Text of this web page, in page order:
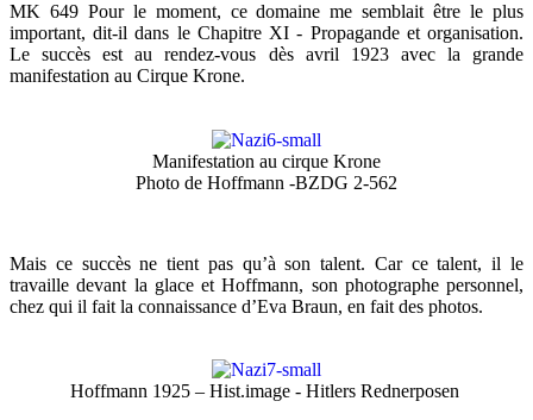
MK 649 Pour le moment, ce domaine me semblait être le plus
important, dit-il dans le Chapitre XI - Propagande et organisation.
Le succès est au rendez-vous dès avril 1923 avec la grande
manifestation au Cirque Krone.
Manifestation au cirque Krone
Photo de Hoffmann -BZDG 2-562
Mais ce succès ne tient pas qu’à son talent. Car ce talent, il le
travaille devant la glace et Hoffmann, son photographe personnel,
chez qui il fait la connaissance d’Eva Braun, en fait des photos.
Hoffmann 1925 – Hist.image - Hitlers Rednerposen